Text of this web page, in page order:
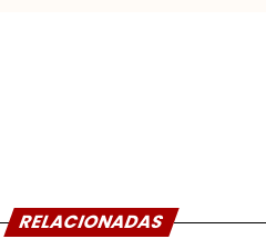
RELACIONADAS